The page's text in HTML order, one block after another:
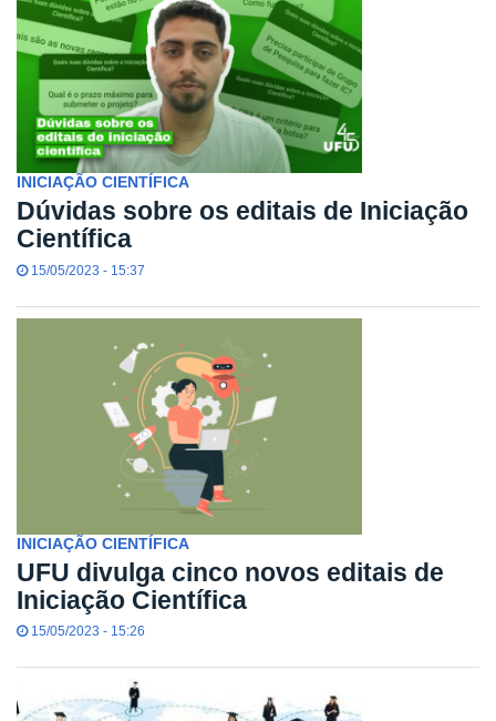
INICIAÇÃO CIENTÍFICA
Dúvidas sobre os editais de Iniciação
Científica
15/05/2023 - 15:37
INICIAÇÃO CIENTÍFICA
UFU divulga cinco novos editais de
Iniciação Científica
15/05/2023 - 15:26